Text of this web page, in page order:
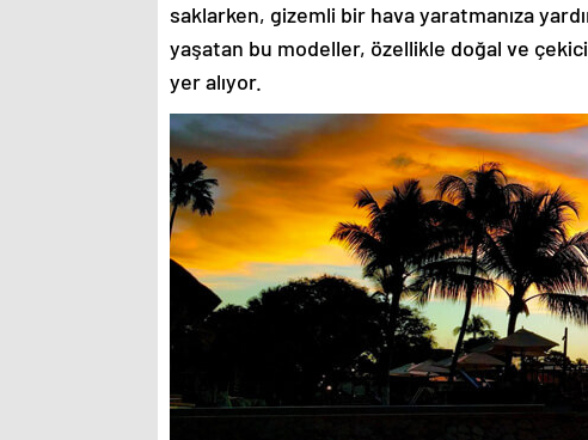
saklarken, gizemli bir hava yaratmanıza
yaşatan bu modeller, özellikle doğal ve
yer alıyor.